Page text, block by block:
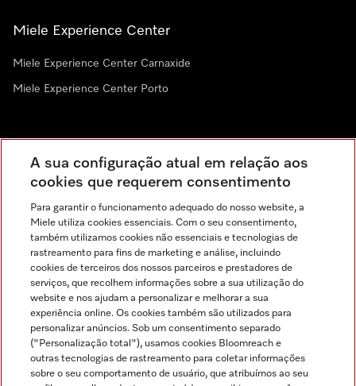
Miele Experience Center
Miele Experience Center Carnaxide
Miele Experience Center Porto
Indicações jurídicas
Miele no Instagram
Miele no Facebook
Miele no Youtube
A sua configuração atual em relação aos
cookies que requerem consentimento
Para garantir o funcionamento adequado do nosso website, a
Miele utiliza cookies essenciais. Com o seu consentimento,
também utilizamos cookies não essenciais e tecnologias de
rastreamento para fins de marketing e análise, incluindo
cookies de terceiros dos nossos parceiros e prestadores de
serviços, que recolhem informações sobre a sua utilização do
website e nos ajudam a personalizar e melhorar a sua
experiência online. Os cookies também são utilizados para
personalizar anúncios. Sob um consentimento separado
("Personalização total"), usamos cookies Bloomreach e
outras tecnologias de rastreamento para coletar informações
sobre o seu comportamento de usuário, que atribuímos ao seu